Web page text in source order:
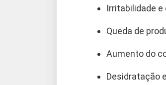
Irritabilidade
Queda de
Aumento do
Desidratação